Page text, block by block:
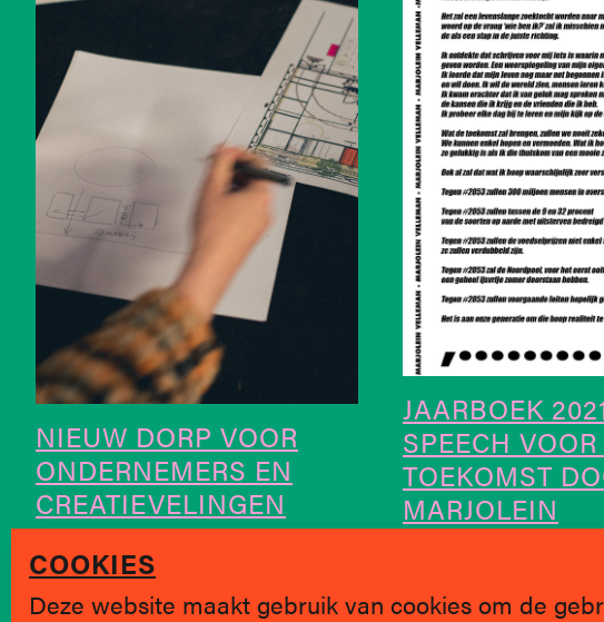
NIEUW DORP VOOR
ONDERNEMERS EN
CREATIEVELINGEN
JAARBOEK
SPEECH
TOEKOMST
MARJOLEIN
COOKIES
Deze website maakt gebruik van cookies om de